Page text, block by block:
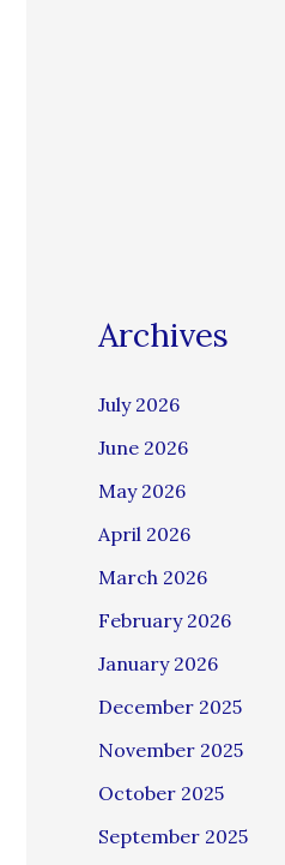
Archives
July 2026
June 2026
May 2026
April 2026
March 2026
February 2026
January 2026
December 2025
November 2025
October 2025
September 2025